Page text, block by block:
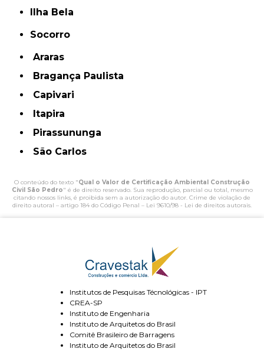
Ilha Bela
Socorro
Araras
Bragança Paulista
Capivari
Itapira
Pirassununga
São Carlos
O conteúdo do texto "Qual o Valor de Certificação Ambiental Construção
Civil São Pedro" é de direito reservado. Sua reprodução, parcial ou total, mesmo
citando nossos links, é proibida sem a autorização do autor. Crime de violação de
direito autoral – artigo 184 do Código Penal – Lei 9610/98 - Lei de direitos autorais.
Institutos de Pesquisas Técnológicas - IPT
CREA-SP
Instituto de Engenharia
Instituto de Arquitetos do Brasil
Comitê Brasileiro de Barragens
Instituto de Arquitetos do Brasil